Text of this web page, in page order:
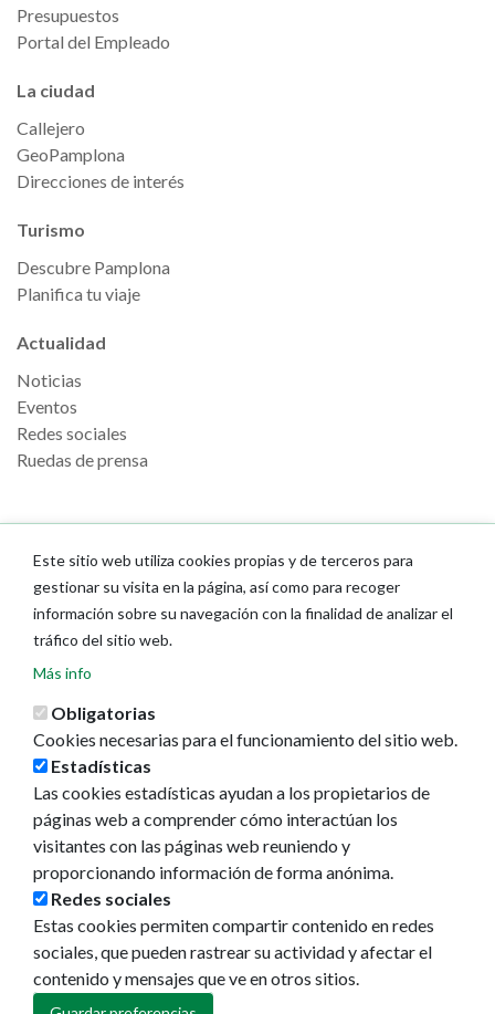
Presupuestos
Portal del Empleado
La ciudad
Callejero
GeoPamplona
Direcciones de interés
Turismo
Descubre Pamplona
Planifica tu viaje
Actualidad
Noticias
Eventos
Redes sociales
Ruedas de prensa
Este sitio web utiliza cookies propias y de terceros para
gestionar su visita en la página, así como para recoger
información sobre su navegación con la finalidad de analizar el
tráfico del sitio web.
Más info
Obligatorias
Cookies necesarias para el funcionamiento del sitio web.
Estadísticas
Las cookies estadísticas ayudan a los propietarios de
páginas web a comprender cómo interactúan los
visitantes con las páginas web reuniendo y
proporcionando información de forma anónima.
Redes sociales
Estas cookies permiten compartir contenido en redes
sociales, que pueden rastrear su actividad y afectar el
contenido y mensajes que ve en otros sitios.